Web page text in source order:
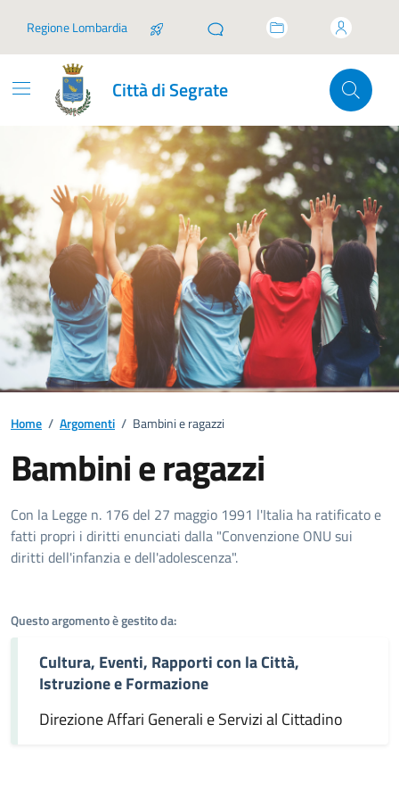
Regione Lombardia
Città di Segrate
Home / Argomenti / Bambini e ragazzi
Bambini e ragazzi
Dettagli dell'argomento
Con la Legge n. 176 del 27 maggio 1991 l'Italia ha ratificato e
fatti propri i diritti enunciati dalla "Convenzione ONU sui
diritti dell'infanzia e dell'adolescenza".
Questo argomento è gestito da:
Cultura, Eventi, Rapporti con la Città,
Istruzione e Formazione
Direzione Affari Generali e Servizi al Cittadino